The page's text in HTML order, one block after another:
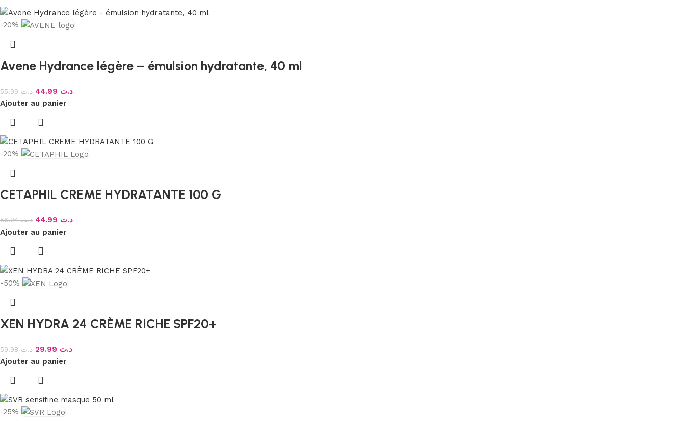
-20%
Avene Hydrance légère – émulsion hydratante, 40 ml
د.ت55.99 د.ت
Ajouter au panier
-20%
CETAPHIL CREME HYDRATANTE 100 G
د.ت56.24 د.ت
Ajouter au panier
-50%
XEN HYDRA 24 CRÈME RICHE SPF20+
د.ت59.98 د.ت
Ajouter au panier
-25%